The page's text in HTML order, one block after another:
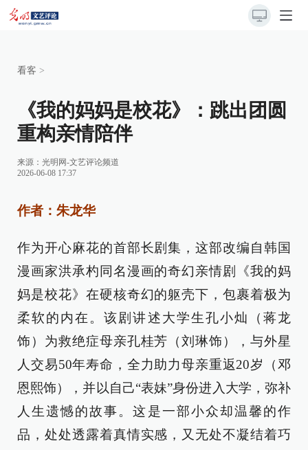
看客 >
《我的妈妈是校花》：跳出团圆
重构亲情陪伴
来源： 光明网-文艺评论频道
2026-06-08 17:37
作者：朱龙华
作为开心麻花的首部长剧集，这部改编自韩国
漫画家洪承杓同名漫画的奇幻亲情剧《我的妈
妈是校花》在硬核奇幻的躯壳下，包裹着极为
柔软的内在。该剧讲述大学生孔小灿（蒋龙
饰）为救绝症母亲孔桂芳（刘琳饰），与外星
人交易50年寿命，全力助力母亲重返20岁（邓
恩熙饰），并以自己“表妹”身份进入大学，弥补
人生遗憾的故事。这是一部小众却温馨的作
品，处处透露着真情实感，又无处不凝结着巧